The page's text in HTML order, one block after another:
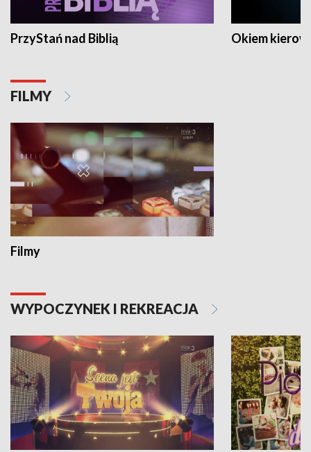
PrzyStań nad Biblią Okiem
FILMY
Filmy
WYPOCZYNEK I REKREACJA